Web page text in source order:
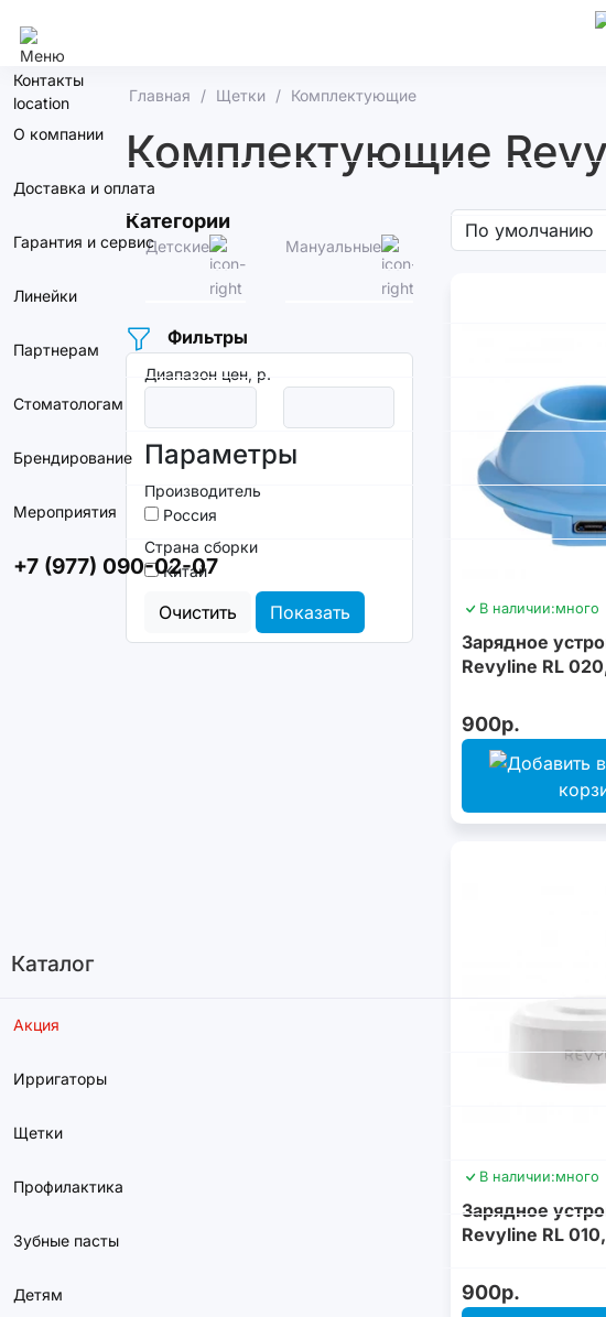
Контакты
О компании
Доставка и оплата
Гарантия и сервис
Линейки
Партнерам
Стоматологам
Брендирование
Мероприятия
+7 (977) 090-02-07
Каталог
Акция
Ирригаторы
Щетки
Профилактика
Зубные пасты
Детям
Главная Щетки Комплектующие
Комплектующие
Категории
Детские Мануальные Электрические
Фильтры
Диапазон цен, р.
Параметры
Производитель
Россия
Страна сборки
Китай
Очистить Показать В наличии:много
Зарядное
Revyline RL
900р.
В наличии:много
Зарядное
Revyline RL
900р.